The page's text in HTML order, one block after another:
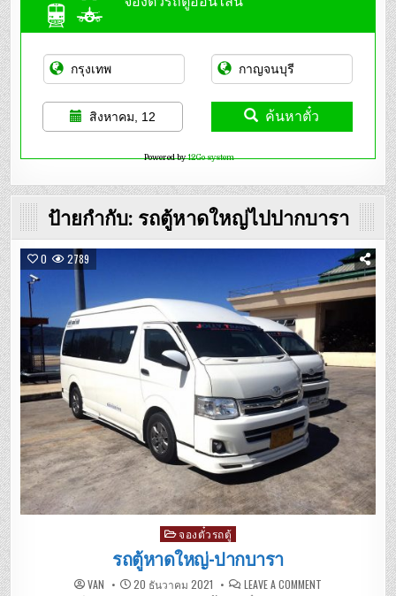
สิงหาคม, 12 ค้นหาตั๋ว
Powered by12Go system
ป้ายกำกับ: รถตู้หาดใหญ่ไปปากบารา
0 2789
Posted
in
จองตั๋วรถตู้
รถตู้หาดใหญ่-ปากบารา
VAN 20 ธันวาคม 2021 LEAVE A COMMENT